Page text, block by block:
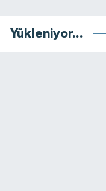
Yükleniyor...